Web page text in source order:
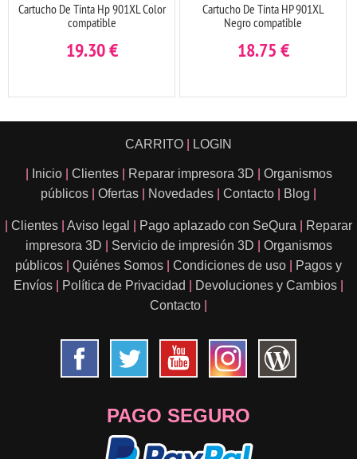
Cartucho De Tinta Hp 901XL Color
compatible
19.30€
Cartucho De Tinta HP 901XL
Negro compatible
18.75€
CARRITO LOGIN
Inicio Clientes Reparar impresora 3D
Organismos
públicos
Ofertas Novedades Contacto Blog
Clientes Aviso legal Pago aplazado con SeQura
Reparar
impresora 3D
Servicio de impresión 3D
Organismos
públicos
Quiénes Somos Condiciones de uso
Pagos y
Envíos
Política de Privacidad Devoluciones y Cambios
Contacto
PAGO SEGURO